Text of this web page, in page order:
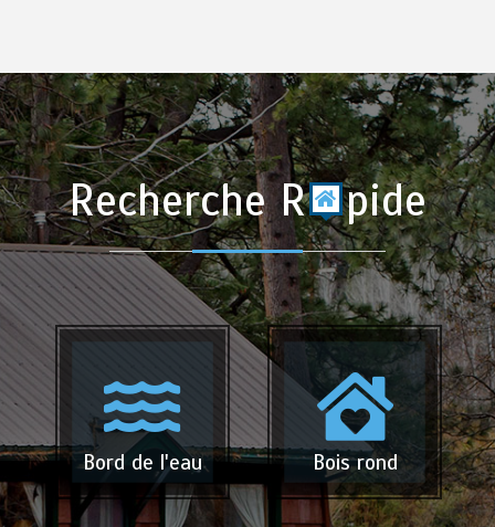
Recherche R pide
Bord de l'eau Bois rond